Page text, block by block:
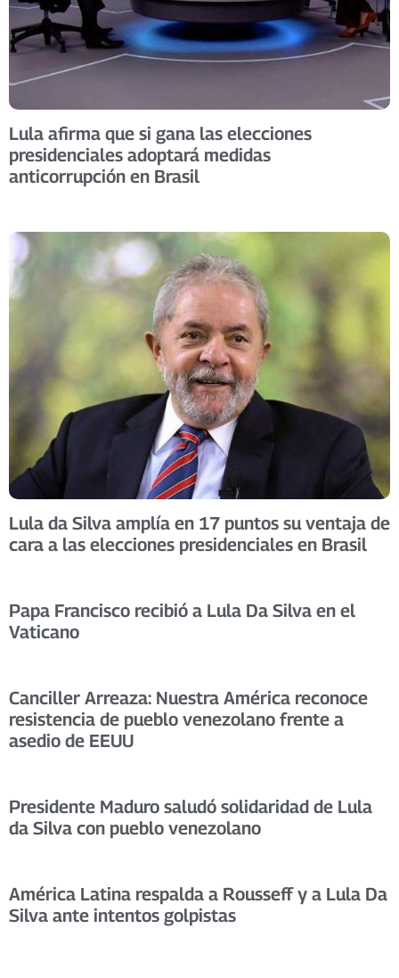
Lula afirma que si gana las elecciones
presidenciales adoptará medidas
anticorrupción en Brasil
Lula da Silva amplía en 17 puntos su ventaja de
cara a las elecciones presidenciales en Brasil
Papa Francisco recibió a Lula Da Silva en el
Vaticano
Canciller Arreaza: Nuestra América reconoce
resistencia de pueblo venezolano frente a
asedio de EEUU
Presidente Maduro saludó solidaridad de Lula
da Silva con pueblo venezolano
América Latina respalda a Rousseff y a Lula Da
Silva ante intentos golpistas